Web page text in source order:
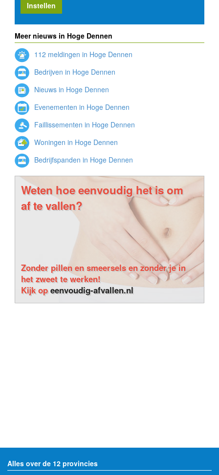
Instellen
Meer nieuws in Hoge Dennen
112 meldingen in Hoge Dennen
Bedrijven in Hoge Dennen
Nieuws in Hoge Dennen
Evenementen in Hoge Dennen
Faillissementen in Hoge Dennen
Woningen in Hoge Dennen
Bedrijfspanden in Hoge Dennen
Weten hoe eenvoudig het is om
af te vallen?
Zonder pillen en smeersels en zonder je in
het zweet te werken!
Kijk opeenvoudig-afvallen.nl
Alles over de 12 provincies